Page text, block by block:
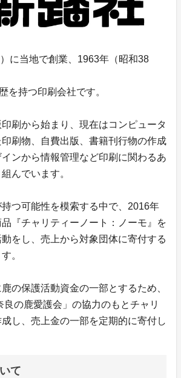
に当地で創業、1963年（昭和38
を持つ印刷会社です。
刷から始まり、現在はコンピュータ
刷物、自費出版、書籍刊行物の作成
ンから情報管理など印刷に関わるあ
んでいます。
つ可能性を模索する中で、2016年
『チャリティーノート：ノーモ』を
をし、売上から対象団体に寄付する
。
の保護活動資金の一部とするため、
良の鹿愛護会」の協力のもとチャリ
し、売上金の一部を定期的に寄付し
て